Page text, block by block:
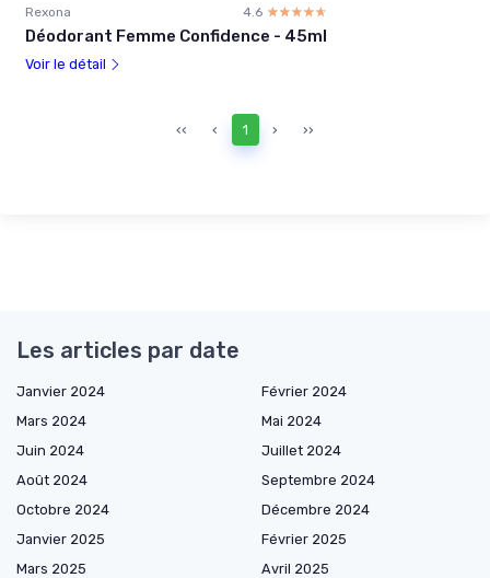
Rexona 4.6 ☆☆☆☆☆
★★★★★
Déodorant Femme Confidence - 45ml
Voir le détail
‹‹ ‹ 1 › ››
Les articles par date
Janvier 2024
Février 2024
Mars 2024
Mai 2024
Juin 2024
Juillet 2024
Août 2024
Septembre 2024
Octobre 2024
Décembre 2024
Janvier 2025
Février 2025
Mars 2025
Avril 2025